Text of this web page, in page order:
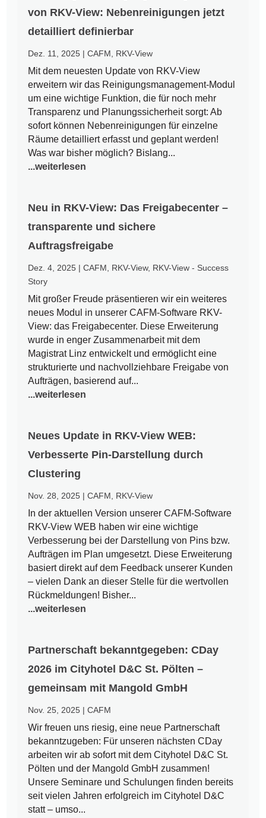
von RKV-View: Nebenreinigungen jetzt
detailliert definierbar
Dez. 11, 2025 |CAFM RKV-View
Mit dem neuesten Update von RKV-View
erweitern wir das Reinigungsmanagement-Modul
um eine wichtige Funktion, die für noch mehr
Transparenz und Planungssicherheit sorgt: Ab
sofort können Nebenreinigungen für einzelne
Räume detailliert erfasst und geplant werden!
Was war bisher möglich? Bislang...
...weiterlesen
Neu in RKV-View: Das Freigabecenter –
transparente und sichere
Auftragsfreigabe
Dez. 4, 2025 |CAFM RKV-View, RKV-View - Success
Story
Mit großer Freude präsentieren wir ein weiteres
neues Modul in unserer CAFM-Software RKV-
View: das Freigabecenter. Diese Erweiterung
wurde in enger Zusammenarbeit mit dem
Magistrat Linz entwickelt und ermöglicht eine
strukturierte und nachvollziehbare Freigabe von
Aufträgen, basierend auf...
...weiterlesen
Neues Update in RKV-View WEB:
Verbesserte Pin-Darstellung durch
Clustering
Nov. 28, 2025 |CAFM RKV-View
In der aktuellen Version unserer CAFM-Software
RKV-View WEB haben wir eine wichtige
Verbesserung bei der Darstellung von Pins bzw.
Aufträgen im Plan umgesetzt. Diese Erweiterung
basiert direkt auf dem Feedback unserer Kunden
– vielen Dank an dieser Stelle für die wertvollen
Rückmeldungen! Bisher...
...weiterlesen
Partnerschaft bekanntgegeben: CDay
2026 im Cityhotel D&C St. Pölten –
gemeinsam mit Mangold GmbH
Nov. 25, 2025 |CAFM
Wir freuen uns riesig, eine neue Partnerschaft
bekanntzugeben: Für unseren nächsten CDay
arbeiten wir ab sofort mit dem Cityhotel D&C St.
Pölten und der Mangold GmbH zusammen!
Unsere Seminare und Schulungen finden bereits
seit vielen Jahren erfolgreich im Cityhotel D&C
statt – umso...